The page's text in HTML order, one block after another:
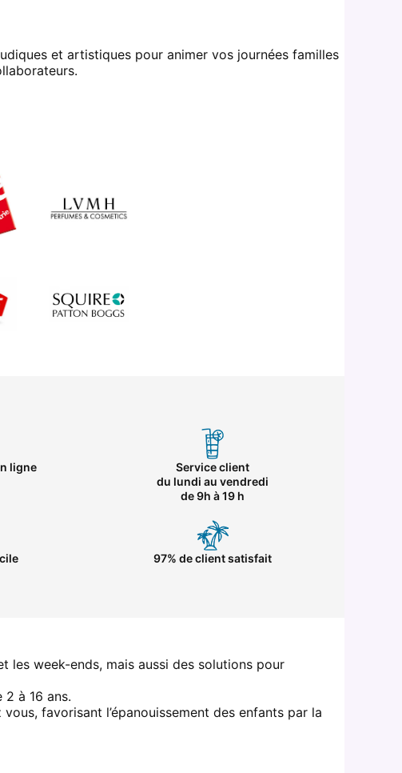
et artistiques pour animer vos journées familles
ligne
Service client
du lundi au vendredi
de 9h à 19 h
97% de client satisfait
les week-ends, mais aussi des solutions pour
à 16 ans.
favorisant l’épanouissement des enfants par la